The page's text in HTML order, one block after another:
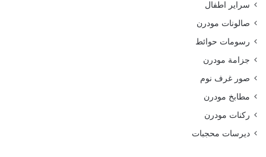
سراير اطفال
صالونات مودرن
رسومات حوائط
جزامة مودرن
صور غرف نوم
مطابخ مودرن
ركنات مودرن
ديرسات محجبات